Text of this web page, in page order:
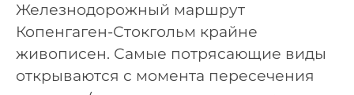
Железнодорожный маршрут
Копенгаген-Стокгольм крайне
живописен. Самые потрясающие виды
открываются с момента пересечения